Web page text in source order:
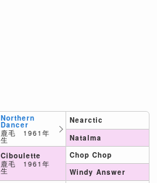
Northern
Dancer
鹿毛 1961年
生
Ciboulette
鹿毛 1961年
生
Nearctic
Natalma
Chop Chop
Windy Answer